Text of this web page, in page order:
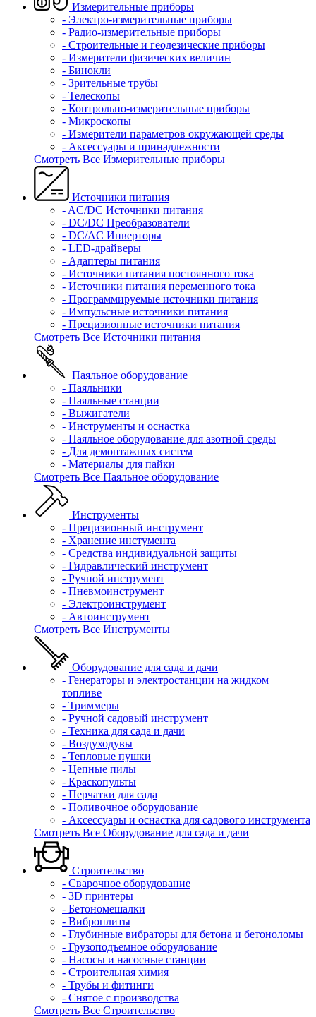
Измерительные приборы
- Электро-измерительные приборы
- Радио-измерительные приборы
- Строительные и геодезические приборы
- Измерители физических величин
- Бинокли
- Зрительные трубы
- Телескопы
- Контрольно-измерительные приборы
- Микроскопы
- Измерители параметров окружающей среды
- Аксессуары и принадлежности
Смотреть Все Измерительные приборы
Источники питания
- AC/DC Источники питания
- DC/DC Преобразователи
- DC/AC Инверторы
- LED-драйверы
- Адаптеры питания
- Источники питания постоянного тока
- Источники питания переменного тока
- Программируемые источники питания
- Импульсные источники питания
- Прецизионные источники питания
Смотреть Все Источники питания
Паяльное оборудование
- Паяльники
- Паяльные станции
- Выжигатели
- Инструменты и оснастка
- Паяльное оборудование для азотной среды
- Для демонтажных систем
- Материалы для пайки
Смотреть Все Паяльное оборудование
Инструменты
- Прецизионный инструмент
- Хранение инстумента
- Средства индивидуальной защиты
- Гидравлический инструмент
- Ручной инструмент
- Пневмоинструмент
- Электроинструмент
- Автоинструмент
Смотреть Все Инструменты
Оборудование для сада и дачи
- Генераторы и электростанции на жидком
топливе
- Триммеры
- Ручной садовый инструмент
- Техника для сада и дачи
- Воздуходувы
- Тепловые пушки
- Цепные пилы
- Краскопульты
- Перчатки для сада
- Поливочное оборудование
- Аксессуары и оснастка для садового инструмента
Смотреть Все Оборудование для сада и дачи
Строительство
- Сварочное оборудование
- 3D принтеры
- Бетономешалки
- Виброплиты
- Глубинные вибраторы для бетона и бетоноломы
- Грузоподъемное оборудование
- Насосы и насосные станции
- Строительная химия
- Трубы и фитинги
- Снятое с производства
Смотреть Все Строительство